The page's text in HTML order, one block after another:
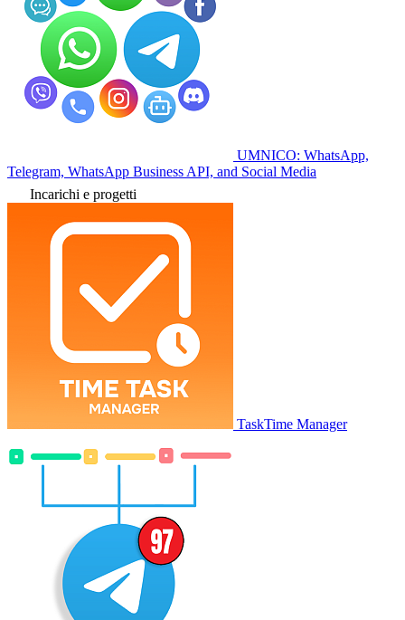
UMNICO: WhatsApp,
Telegram, WhatsApp Business API, and Social Media
Incarichi e progetti
TaskTime Manager